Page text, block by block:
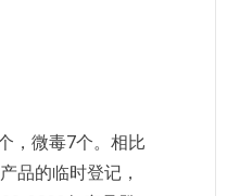
，微毒7个。相比
品的临时登记，